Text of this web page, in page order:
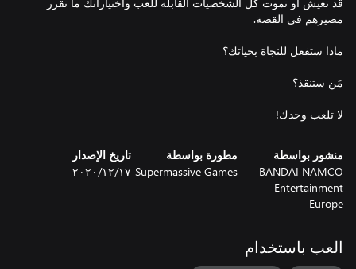
لا تلعب وحدك!
منشور بواسطة
BANDAI NAMCO
Entertainment
Europe
مطورة بواسطة
Supermassive Games
تاريخ الإصدار
١٧‏/١٢‏/٢٠٢٠
العب باستخدام